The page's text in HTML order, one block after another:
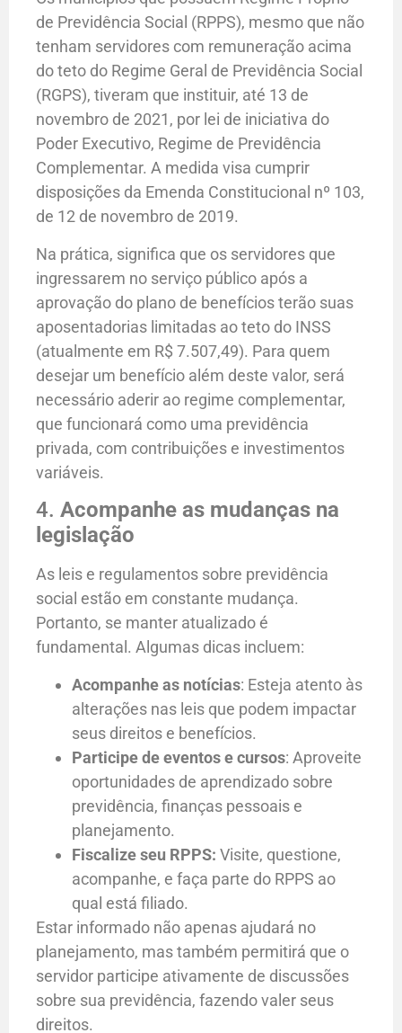
de Previdência Social (RPPS), mesmo que não
tenham servidores com remuneração acima
do teto do Regime Geral de Previdência Social
(RGPS), tiveram que instituir, até 13 de
novembro de 2021, por lei de iniciativa do
Poder Executivo, Regime de Previdência
Complementar. A medida visa cumprir
disposições da Emenda Constitucional nº 103,
de 12 de novembro de 2019.
Na prática, significa que os servidores que
ingressarem no serviço público após a
aprovação do plano de benefícios terão suas
aposentadorias limitadas ao teto do INSS
(atualmente em R$ 7.507,49). Para quem
desejar um benefício além deste valor, será
necessário aderir ao regime complementar,
que funcionará como uma previdência
privada, com contribuições e investimentos
variáveis.
4. Acompanhe as mudanças na
legislação
As leis e regulamentos sobre previdência
social estão em constante mudança.
Portanto, se manter atualizado é
fundamental. Algumas dicas incluem:
Acompanhe as notícias: Esteja atento às
alterações nas leis que podem impactar
seus direitos e benefícios.
Participe de eventos e cursos: Aproveite
oportunidades de aprendizado sobre
previdência, finanças pessoais e
planejamento.
Fiscalize seu RPPS: Visite, questione,
acompanhe, e faça parte do RPPS ao
qual está filiado.
Estar informado não apenas ajudará no
planejamento, mas também permitirá que o
servidor participe ativamente de discussões
sobre sua previdência, fazendo valer seus
direitos.